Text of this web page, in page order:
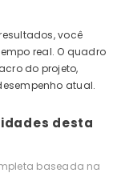
você
real. O quadro
do projeto,
atual.
desta
baseada na